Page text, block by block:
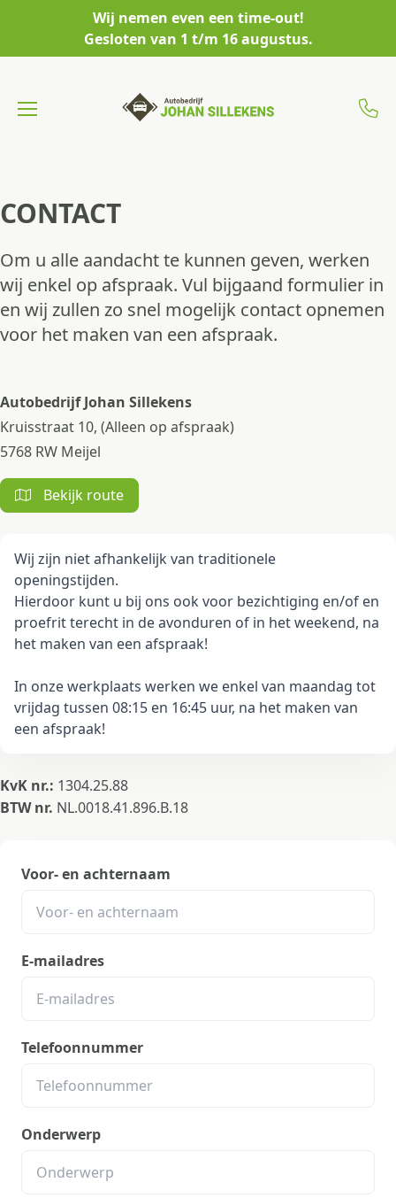
Wij nemen even een time-out!
Gesloten van 1 t/m 16 augustus.
CONTACT
Om u alle aandacht te kunnen geven, werken
wij enkel op afspraak. Vul bijgaand formulier in
en wij zullen zo snel mogelijk contact opnemen
voor het maken van een afspraak.
Autobedrijf Johan Sillekens
Kruisstraat 10, (Alleen op afspraak)
5768 RW Meijel
Bekijk route
Wij zijn niet afhankelijk van traditionele
openingstijden.
Hierdoor kunt u bij ons ook voor bezichtiging en/of en
proefrit terecht in de avonduren of in het weekend, na
het maken van een afspraak!
In onze werkplaats werken we enkel van maandag tot
vrijdag tussen 08:15 en 16:45 uur, na het maken van
een afspraak!
KvK nr.: 1304.25.88
BTW nr. NL.0018.41.896.B.18
Voor- en achternaam
E-mailadres
Telefoonnummer
Onderwerp